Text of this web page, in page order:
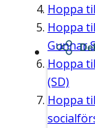
Hoppa
Hoppa
Gunnar
Hoppa
(SD)
Hoppa